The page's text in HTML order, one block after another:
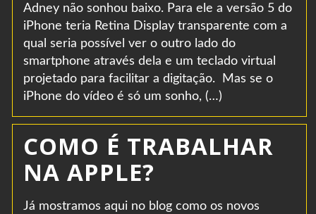
Adney não sonhou baixo. Para ele a versão 5 do
iPhone teria Retina Display transparente com a
qual seria possível ver o outro lado do
smartphone através dela e um teclado virtual
projetado para facilitar a digitação. Mas se o
iPhone do vídeo é só um sonho, (…)
COMO É TRABALHAR
NA APPLE?
Já mostramos aqui no blog como os novos